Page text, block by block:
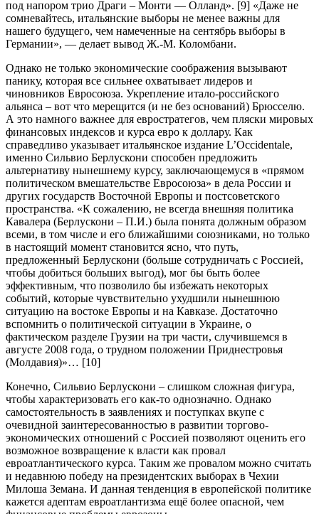
под напором трио Драги – Монти — Олланд». [9] «Даже не
сомневайтесь, итальянские выборы не менее важны для
нашего будущего, чем намеченные на сентябрь выборы в
Германии», — делает вывод Ж.-М. Коломбани.
Однако не только экономические соображения вызывают
панику, которая все сильнее охватывает лидеров и
чиновников Евросоюза. Укрепление итало-российского
альянса – вот что мерещится (и не без оснований) Брюсселю.
А это намного важнее для евростратегов, чем пляски мировых
финансовых индексов и курса евро к доллару. Как
справедливо указывает итальянское издание L’Occidentale,
именно Сильвио Берлускони способен предложить
альтернативу нынешнему курсу, заключающемуся в «прямом
политическом вмешательстве Евросоюза» в дела России и
других государств Восточной Европы и постсоветского
пространства. «К сожалению, не всегда внешняя политика
Кавалера (Берлускони – П.И.) была понята должным образом
всеми, в том числе и его ближайшими союзниками, но только
в настоящий момент становится ясно, что путь,
предложенный Берлускони (больше сотрудничать с Россией,
чтобы добиться больших выгод), мог бы быть более
эффективным, что позволило бы избежать некоторых
событий, которые чувствительно ухудшили нынешнюю
ситуацию на востоке Европы и на Кавказе. Достаточно
вспомнить о политической ситуации в Украине, о
фактическом разделе Грузии на три части, случившемся в
августе 2008 года, о трудном положении Приднестровья
(Молдавия)»… [10]
Конечно, Сильвио Берлускони – слишком сложная фигура,
чтобы характеризовать его как-то однозначно. Однако
самостоятельность в заявлениях и поступках вкупе с
очевидной заинтересованностью в развитии торгово-
экономических отношений с Россией позволяют оценить его
возможное возвращение к власти как провал
евроатлантического курса. Таким же провалом можно считать
и недавнюю победу на президентских выборах в Чехии
Милоша Земана. И данная тенденция в европейской политике
кажется адептам евроатлантизма ещё более опасной, чем